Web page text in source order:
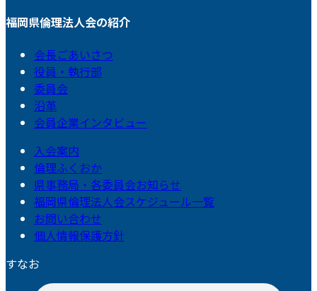
福岡県倫理法人会の紹介
会長ごあいさつ
役員・執行部
委員会
沿革
会員企業インタビュー
入会案内
倫理ふくおか
県事務局・各委員会お知らせ
福岡県倫理法人会スケジュール一覧
お問い合わせ
個人情報保護方針
すなお